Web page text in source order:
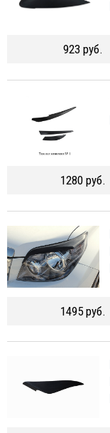
923 руб.
1280 руб.
1495 руб.